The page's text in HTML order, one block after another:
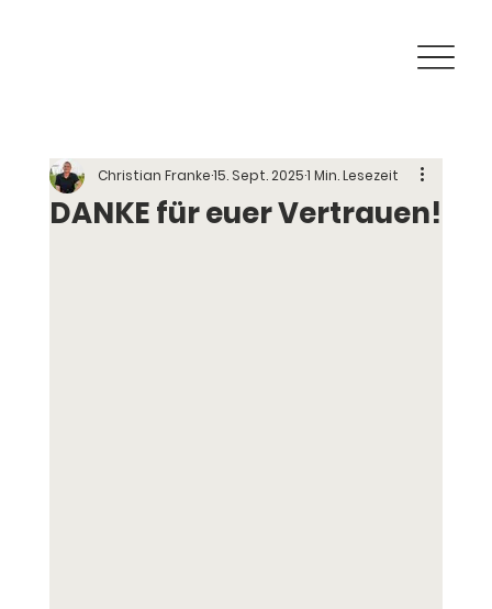
DANKE für euer Vertrauen!
Christian Franke15. Sept. 20251 Min. Lesezeit